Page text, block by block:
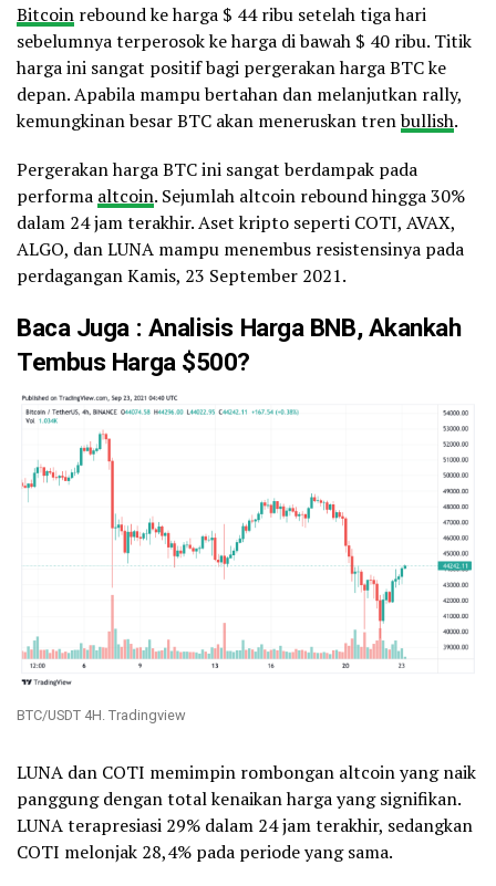
Bitcoin rebound ke harga $ 44 ribu setelah tiga hari
sebelumnya terperosok ke harga di bawah $ 40 ribu. Titik
harga ini sangat positif bagi pergerakan harga BTC ke
depan. Apabila mampu bertahan dan melanjutkan rally,
kemungkinan besar BTC akan meneruskan trenbullish.
Pergerakan harga BTC ini sangat berdampak pada
performa altcoin. Sejumlah altcoin rebound hingga 30%
dalam 24 jam terakhir. Aset kripto seperti COTI, AVAX,
ALGO, dan LUNA mampu menembus resistensinya pada
perdagangan Kamis, 23 September 2021.
Baca Juga : Analisis Harga BNB, Akankah
Tembus Harga $500?
BTC/USDT 4H. Tradingview
LUNA dan COTI memimpin rombongan altcoin yang naik
panggung dengan total kenaikan harga yang signifikan.
LUNA terapresiasi 29% dalam 24 jam terakhir, sedangkan
COTI melonjak 28,4% pada periode yang sama.